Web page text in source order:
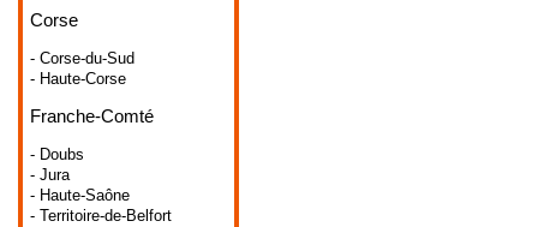
Corse
- Corse-du-Sud
- Haute-Corse
Franche-Comté
- Doubs
- Jura
- Haute-Saône
- Territoire-de-Belfort